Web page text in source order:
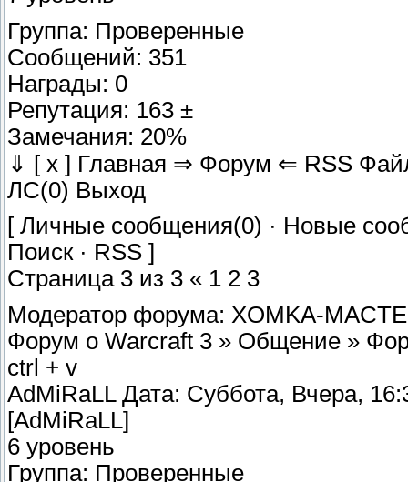
Группа: Проверенные
Сообщений: 351
Награды: 0
Репутация: 163 ±
Замечания: 20%
⇓ [ x ] Главная ⇒ Форум ⇐ RSS
ЛС(0) Выход
[ Личные сообщения(0) · Новые
Поиск · RSS ]
Страница 3 из 3 « 1 2 3
Модератор форума: XOMKA-
Форум о Warcraft 3 » Общение »
ctrl + v
AdMiRaLL Дата: Суббота, Вчера,
[AdMiRaLL]
6 уровень
Группа: Проверенные